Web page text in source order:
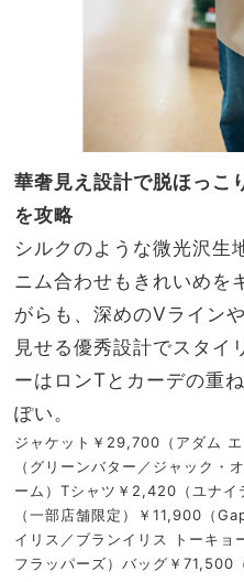
華奢見え設計で脱ほっこ
を攻略
シルクのような微光沢生
ニム合わせもきれいめを
がらも、深めのVライン
見せる優秀設計でスタイ
ーはロンTとカーデの重
ぽい。
ジャケット￥29,700（アダム
（グリーンバター／ジャック・
ーム）Tシャツ￥2,420（ユナイ
（一部店舗限定）￥11,900（
イリス／ブランイリス トーキョ
フラッパーズ）バッグ￥71,500